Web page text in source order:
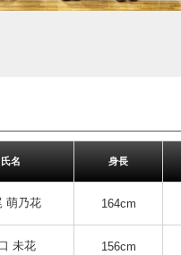
氏名 身長
萌乃花 164cm
未花 156cm